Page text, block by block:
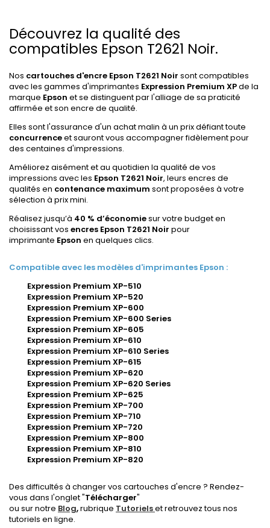
Découvrez la qualité des
compatibles Epson T2621 Noir.
Nos cartouches d'encre Epson T2621 Noir sont compatibles
avec les gammes d'imprimantes Expression Premium XPde la
marque Epson et se distinguent par l'alliage de sa praticité
affirmée et son encre de qualité.
Elles sont l'assurance d'un achat malin à un prix défiant toute
concurrenceet sauront vous accompagner fidèlement pour
des centaines d'impressions.
Améliorez aisément et au quotidien la qualité de vos
impressions avec les Epson T2621 Noir, leurs encres de
qualités en contenance maximum sont proposées à votre
sélection à prix mini.
Réalisez jusqu’à 40 % d’économiesur votre budget en
choisissant vos encres Epson T2621 Noir pour
imprimante Epson en quelques clics.
Compatible avec les modèles d'imprimantes Epson :
Expression Premium XP-510
Expression Premium XP-520
Expression Premium XP-600
Expression Premium XP-600 Series
Expression Premium XP-605
Expression Premium XP-610
Expression Premium XP-610 Series
Expression Premium XP-615
Expression Premium XP-620
Expression Premium XP-620 Series
Expression Premium XP-625
Expression Premium XP-700
Expression Premium XP-710
Expression Premium XP-720
Expression Premium XP-800
Expression Premium XP-810
Expression Premium XP-820
Des difficultés à changer vos cartouches d'encre ? Rendez-
vous dans l'onglet "Télécharger"
ou sur notre Blog,rubrique Tutorielset retrouvez tous nos
tutoriels en ligne.